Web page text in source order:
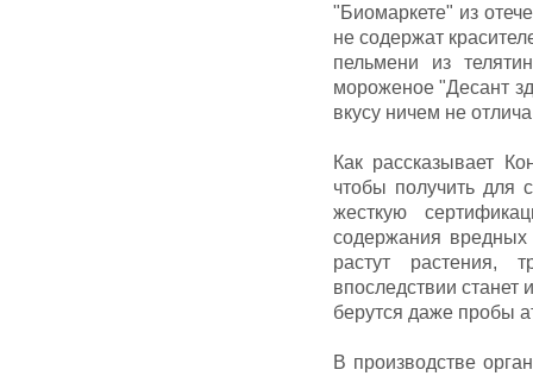
"Биомаркете" из
не содержат
пельмени из
мороженое "Десант
вкусу ничем не
Как рассказывает
чтобы получить для
жесткую
содержания вредных
растут растения,
впоследствии станет
берутся даже пробы
В производстве